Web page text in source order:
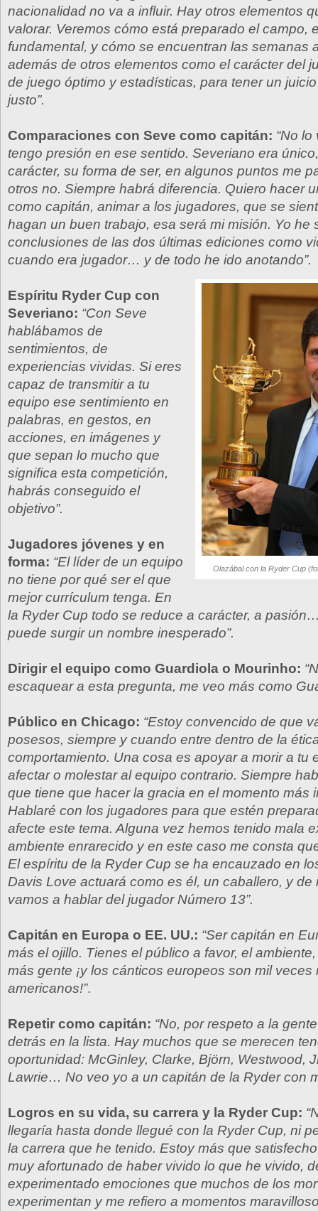
nacionalidad no va a influir. Hay otros elementos
valorar. Veremos cómo está preparado el campo,
fundamental, y cómo se encuentran las semanas
además de otros elementos como el carácter del
de juego óptimo y estadísticas, para tener un
justo”.
Comparaciones con Seve como capitán: “No
tengo presión en ese sentido. Severiano era
carácter, su forma de ser, en algunos puntos me
otros no. Siempre habrá diferencia. Quiero hacer
como capitán, animar a los jugadores, que se
hagan un buen trabajo, esa será mi misión. Yo he
conclusiones de las dos últimas ediciones como
cuando era jugador… y de todo he ido anotando”.
Olazábal con la Ryder Cup
Espíritu Ryder Cup con
Severiano: “Con Seve
hablábamos de
sentimientos, de
experiencias vividas. Si eres
capaz de transmitir a tu
equipo ese sentimiento en
palabras, en gestos, en
acciones, en imágenes y
que sepan lo mucho que
significa esta competición,
habrás conseguido el
objetivo”.
Jugadores jóvenes y en
forma: “El líder de un equipo
no tiene por qué ser el que
mejor currículum tenga. En
la Ryder Cup todo se reduce a carácter, a
puede surgir un nombre inesperado”.
Dirigir el equipo como Guardiola o Mourinho:
escaquear a esta pregunta, me veo más como
Público en Chicago: “Estoy convencido de que
posesos, siempre y cuando entre dentro de la
comportamiento. Una cosa es apoyar a morir a tu
afectar o molestar al equipo contrario. Siempre
que tiene que hacer la gracia en el momento más
Hablaré con los jugadores para que estén
afecte este tema. Alguna vez hemos tenido mala
ambiente enrarecido y en este caso me consta
El espíritu de la Ryder Cup se ha encauzado en
Davis Love actuará como es él, un caballero, y de
vamos a hablar del jugador Número 13”.
Capitán en Europa o EE. UU.: “Ser capitán en
más el ojillo. Tienes el público a favor, el
más gente ¡y los cánticos europeos son mil veces
americanos!”.
Repetir como capitán: “No, por respeto a la
detrás en la lista. Hay muchos que se merecen
oportunidad: McGinley, Clarke, Björn, Westwood,
Lawrie… No veo yo a un capitán de la Ryder con
Logros en su vida, su carrera y la Ryder Cup:
llegaría hasta donde llegué con la Ryder Cup, ni
la carrera que he tenido. Estoy más que
muy afortunado de haber vivido lo que he vivido,
experimentado emociones que muchos de los
experimentan y me refiero a momentos